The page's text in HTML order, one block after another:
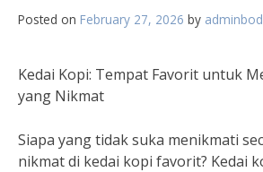
Posted on February 27, 2026 by adminbod
Kedai Kopi: Tempat Favorit untuk
yang Nikmat
Siapa yang tidak suka menikmati
nikmat di kedai kopi favorit? Kedai